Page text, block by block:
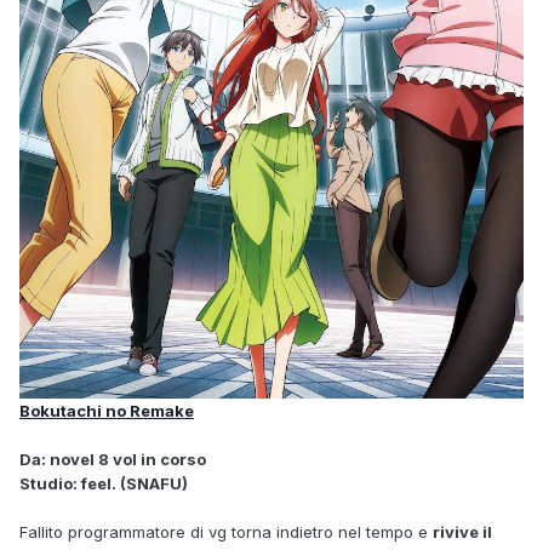
Bokutachi no Remake
Da: novel 8 vol in corso
Studio: feel. (SNAFU)
Fallito programmatore di vg torna indietro nel tempo e rivive il